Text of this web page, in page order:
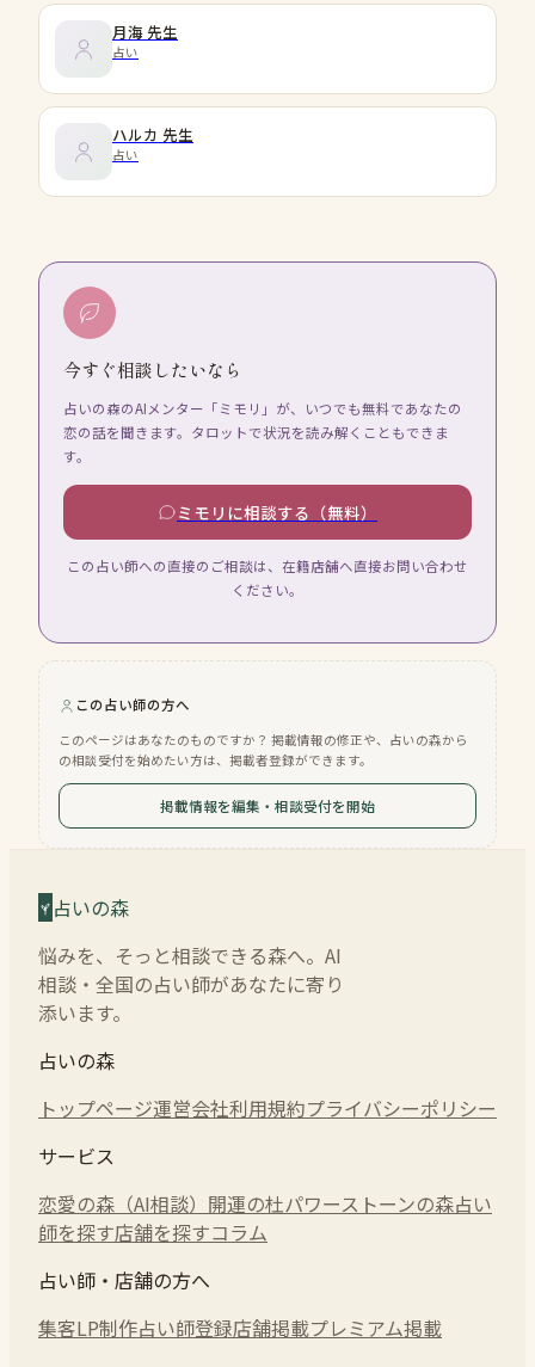
月海 先生
占い
ハルカ 先生
占い
今すぐ相談したいなら
占いの森のAIメンター「ミモリ」が、いつでも無料であなたの
恋の話を聞きます。タロットで状況を読み解くこともできま
す。
ミモリに相談する（無料）
この占い師への直接のご相談は、在籍店舗へ直接お問い合わせ
ください。
この占い師の方へ
このページはあなたのものですか？ 掲載情報の修正や、占いの森から
の相談受付を始めたい方は、掲載者登録ができます。
掲載情報を編集・相談受付を開始
占いの森
悩みを、そっと相談できる森へ。AI
相談・全国の占い師があなたに寄り
添います。
占いの森
トップページ運営会社利用規約プライバシーポリシー
サービス
恋愛の森（AI相談） 開運の杜パワーストーンの森占い
師を探す店舗を探すコラム
占い師・店舗の方へ
集客LP制作占い師登録店舗掲載プレミアム掲載